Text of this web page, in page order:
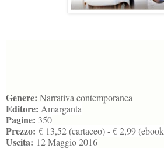
Genere: Narrativa contemporanea
Editore: Amarganta
Pagine: 350
Prezzo: € 13,52 (cartaceo) - € 2,99
Uscita: 12 Maggio 2016